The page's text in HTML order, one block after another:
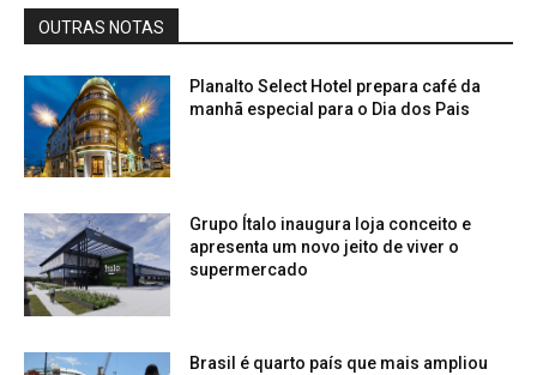
OUTRAS NOTAS
Planalto Select Hotel prepara café da
manhã especial para o Dia dos Pais
Grupo Ítalo inaugura loja conceito e
apresenta um novo jeito de viver o
supermercado
Brasil é quarto país que mais ampliou